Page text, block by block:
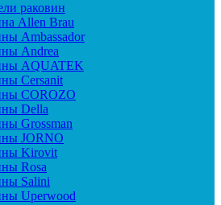
раковин
Allen Brau
Ambassador
Andrea
AQUATEK
Cersanit
COROZO
Della
Grossman
JORNO
Kirovit
Rosa
Salini
Uperwood